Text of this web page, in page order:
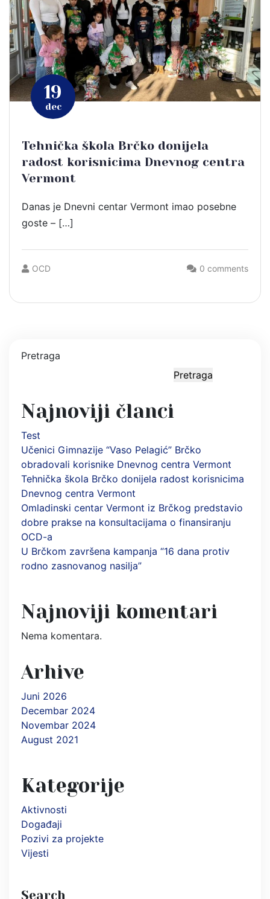
19
dec
Tehnička škola Brčko donijela
radost korisnicima Dnevnog centra
Vermont
Danas je Dnevni centar Vermont imao posebne
goste – […]
OCD 0 comments
Pretraga
Pretraga
Najnoviji članci
Test
Učenici Gimnazije “Vaso Pelagić” Brčko
obradovali korisnike Dnevnog centra Vermont
Tehnička škola Brčko donijela radost korisnicima
Dnevnog centra Vermont
Omladinski centar Vermont iz Brčkog predstavio
dobre prakse na konsultacijama o finansiranju
OCD-a
U Brčkom završena kampanja “16 dana protiv
rodno zasnovanog nasilja”
Najnoviji komentari
Nema komentara.
Arhive
Juni 2026
Decembar 2024
Novembar 2024
August 2021
Kategorije
Aktivnosti
Događaji
Pozivi za projekte
Vijesti
Search